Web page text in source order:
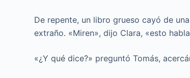
De repente, un libro grueso cayó de
extraño. «Miren», dijo Clara, «esto
«¿Y qué dice?» preguntó Tomás,